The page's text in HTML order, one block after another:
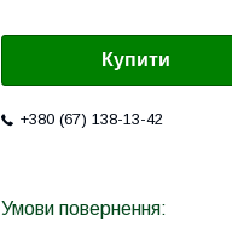
Купити
+380 (67) 138-13-42